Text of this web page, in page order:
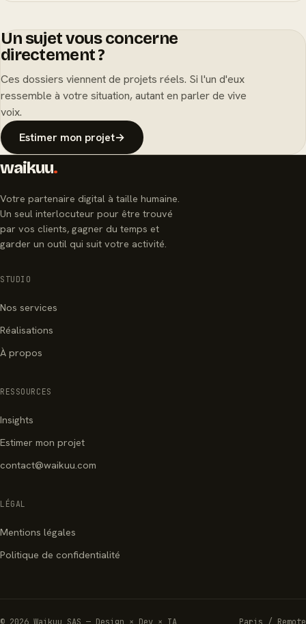
Un sujet vous concerne
directement ?
Ces dossiers viennent de projets réels. Si l'un d'eux
ressemble à votre situation, autant en parler de vive
voix.
Estimer mon projet→
waikuu.
Votre partenaire digital à taille humaine.
Un seul interlocuteur pour être trouvé
par vos clients, gagner du temps et
garder un outil qui suit votre activité.
STUDIO
Nos services
Réalisations
À propos
RESSOURCES
Insights
Estimer mon projet
contact@waikuu.com
LÉGAL
Mentions légales
Politique de confidentialité